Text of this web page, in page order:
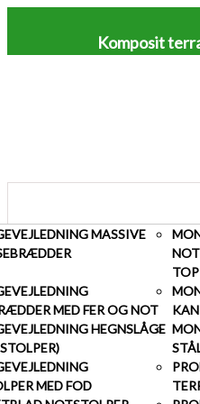
Komposit
AFFALDSSKJUL
AFFALDSSKJUL
AFFALDSSKJUL
VAREPRØVER
MASSIVE
MED FER OG NOT
HEGNSLÅGE
MED FOD
Home /Galleri/Galleri terrasse 256 –